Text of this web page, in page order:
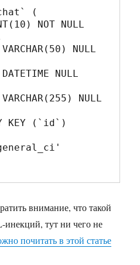
(
внимание, что такой
инекций, тут ни чего не
почитать в этой статье